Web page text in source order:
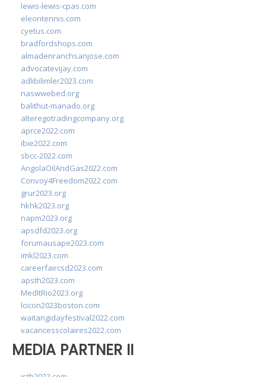
lewis-lewis-cpas.com
eleontennis.com
cyetus.com
bradfordshops.com
almadenranchsanjose.com
advocatevijay.com
adlibilimler2023.com
naswwebed.org
balithut-manado.org
alteregotradingcompany.org
aprce2022.com
ibie2022.com
sbcc-2022.com
AngolaOilAndGas2022.com
Convoy4Freedom2022.com
grur2023.org
hkhk2023.org
napm2023.org
apsdfd2023.org
forumausape2023.com
imkl2023.com
careerfaircsd2023.com
apsth2023.com
MedItRio2023.org
lcicon2023boston.com
waitangidayfestival2022.com
vacancesscolaires2022.com
MEDIA PARTNER II